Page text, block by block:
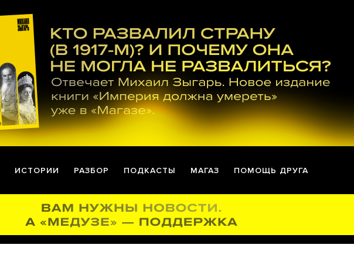
ИСТОРИИ РАЗБОР ПОДКАСТЫ МАГАЗ ПОМОЩЬ ДРУГА